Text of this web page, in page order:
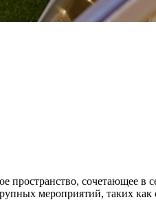
сочетающее в
мероприятий, таких